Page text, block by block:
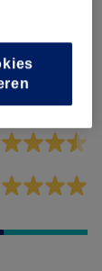
Bewertungen